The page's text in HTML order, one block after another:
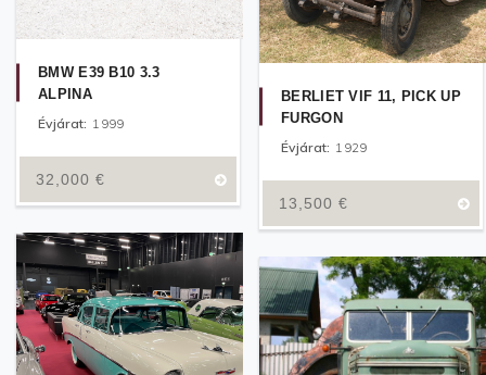
13,500 €
BERLIET VIF 11, PICK UP
FURGON
Évjárat: 1929
32,000 €
BMW E39 B10 3.3
ALPINA
Évjárat: 1999